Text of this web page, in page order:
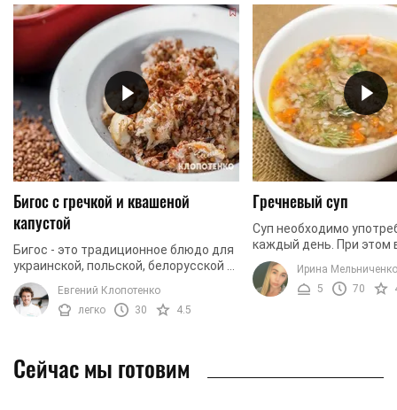
Бигос с гречкой и квашеной
капустой
Бигос - это традиционное блюдо для
украинской, польской, белорусской и
литовской кухни. Раньше его
готовили на основе рыбы, мяса,
часто с добавлением ...
Евгений Клопотенко
легко
30 4.5
Гречневый суп
Суп необходимо
каждый день. При этом
он был не только
полезным. Для того,
блюдо имело ...
Ирина Мельниченко
5
70
Сейчас мы готовим